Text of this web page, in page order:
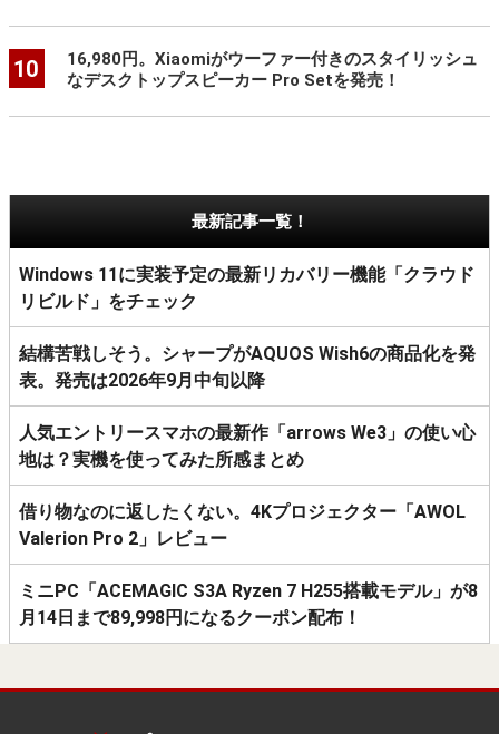
10
16,980円。Xiaomiがウーファー付きのスタイリッシュ
なデスクトップスピーカー Pro Setを発売！
最新記事一覧！
Windows 11に実装予定の最新リカバリー機能「クラウド
リビルド」をチェック
結構苦戦しそう。シャープがAQUOS Wish6の商品化を発
表。発売は2026年9月中旬以降
人気エントリースマホの最新作「arrows We3」の使い心
地は？実機を使ってみた所感まとめ
借り物なのに返したくない。4Kプロジェクター「AWOL
Valerion Pro 2」レビュー
ミニPC「ACEMAGIC S3A Ryzen 7 H255搭載モデル」が8
月14日まで89,998円になるクーポン配布！